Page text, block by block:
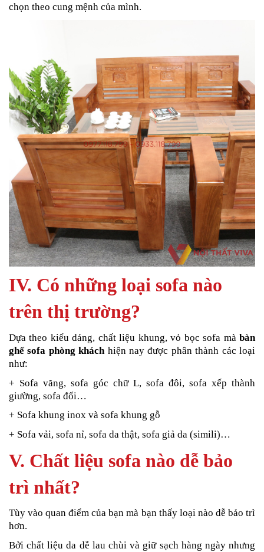
chọn theo cung mệnh của mình.
IV. Có những loại sofa nào
trên thị trường?
Dựa theo kiểu dáng, chất liệu khung, vỏ bọc sofa mà bàn
ghế sofa phòng kháchhiện nay được phân thành các loại
như:
+ Sofa văng, sofa góc chữ L, sofa đôi, sofa xếp thành
giường, sofa đối…
+ Sofa khung inox và sofa khung gỗ
+ Sofa vải, sofa nỉ, sofa da thật, sofa giả da (simili)…
V. Chất liệu sofa nào dễ bảo
trì nhất?
Tùy vào quan điểm của bạn mà bạn thấy loại nào dễ bảo trì
hơn.
Bởi chất liệu da dễ lau chùi và giữ sạch hàng ngày nhưng